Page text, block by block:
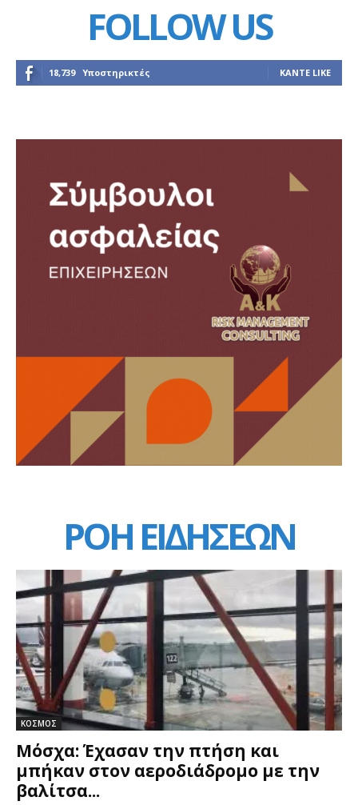
FOLLOW US
18,739 Υποστηρικτές ΚΆΝΤΕ LIKE
ΡΟΗ ΕΙΔΗΣΕΩΝ
ΚΟΣΜΟΣ
Μόσχα: Έχασαν την πτήση και
μπήκαν στον αεροδιάδρομο με την
βαλίτσα...